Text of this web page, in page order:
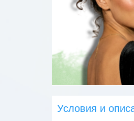
Условия и